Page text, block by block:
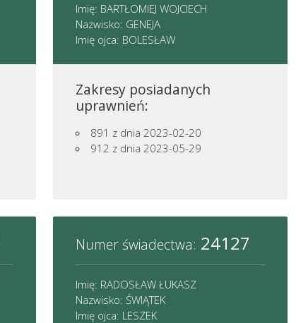
Imię: BARTŁOMIEJ WOJCIECH
Nazwisko: GENEJA
Imię ojca: BOLESŁAW
Zakresy posiadanych
uprawnień:
891 z dnia 2023-02-20
912 z dnia 2023-05-29
Numer świadectwa: 24127
Imię: RADOSŁAW ŁUKASZ
Nazwisko: ŚWIĄTEK
Imię ojca: LESZEK